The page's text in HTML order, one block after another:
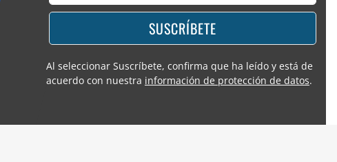
SUSCRÍBETE
Al seleccionar Suscríbete, confirma que ha leído y está de
acuerdo con nuestra información de protección de datos.